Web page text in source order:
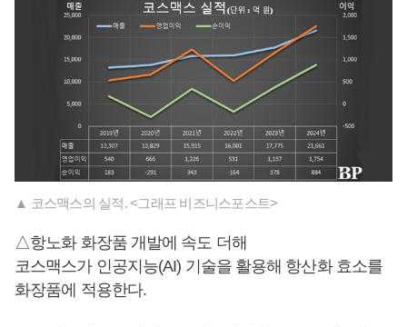
▲ 코스맥스의 실적. <그래프 비즈니스포스트>
△항노화 화장품 개발에 속도 더해
코스맥스가 인공지능(AI) 기술을 활용해 항산화 효소를
화장품에 적용한다.